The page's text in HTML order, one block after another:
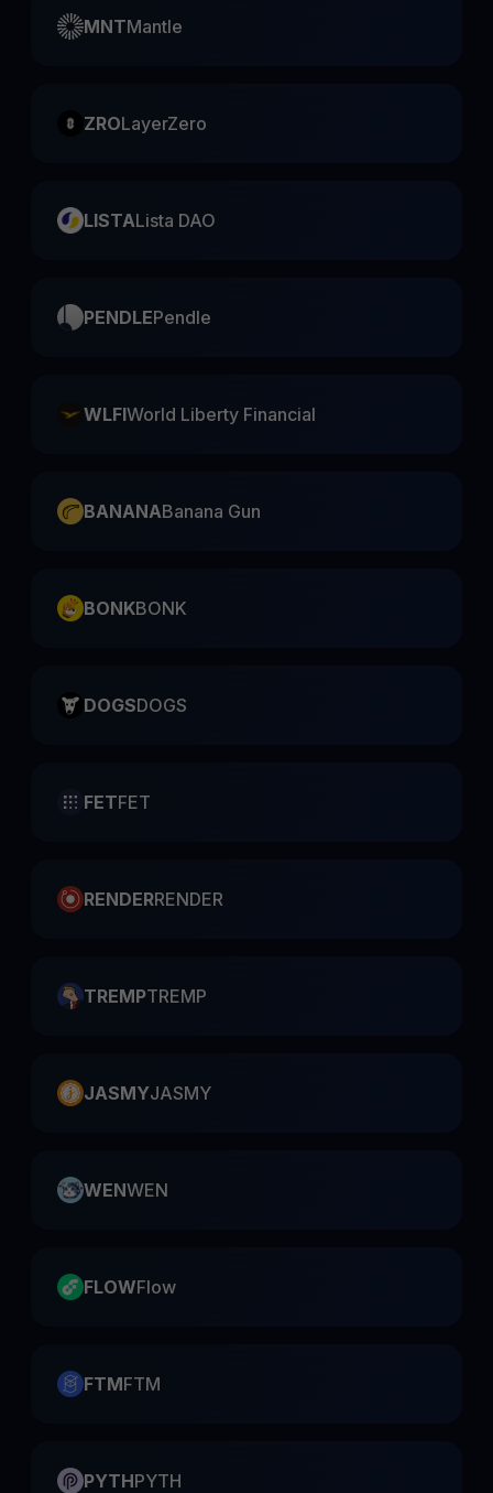
MNTMantle
ZROLayerZero
LISTALista DAO
PENDLEPendle
WLFIWorld Liberty Financial
BANANABanana Gun
BONKBONK
DOGSDOGS
FETFET
RENDERRENDER
TREMPTREMP
JASMYJASMY
WENWEN
FLOWFlow
FTMFTM
PYTHPYTH